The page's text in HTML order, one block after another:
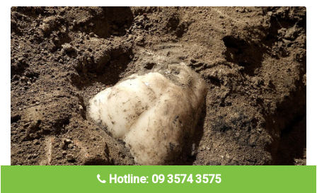
Hotline: 09 3574 3575